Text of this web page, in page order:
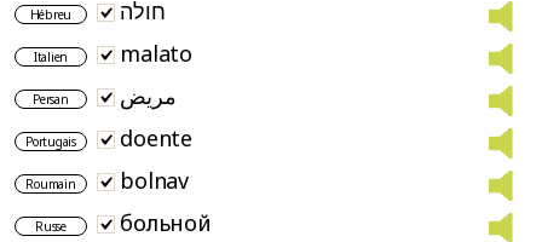
Hébreu חולה
Italien malato
Persan مریض
Portugais doente
Roumain bolnav
Russe больной